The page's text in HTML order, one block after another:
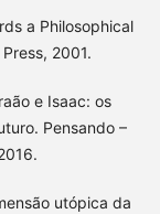
a Philosophical
2001.
e Isaac: os
Pensando –
utópica da